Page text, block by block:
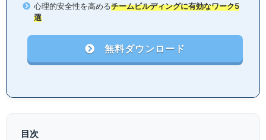
心理的安全性を高めるチームビルディングに有効なワーク5
選
無料ダウンロード
目次